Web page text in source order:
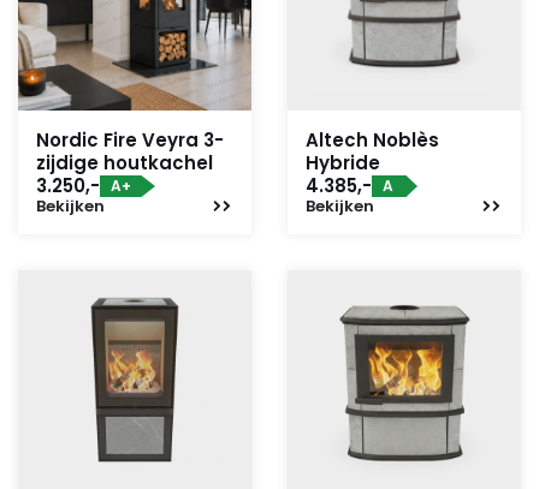
Nordic Fire Veyra 3-
zijdige houtkachel
3.250,- A+
Bekijken
Altech Noblès
Hybride
4.385,- A
Bekijken